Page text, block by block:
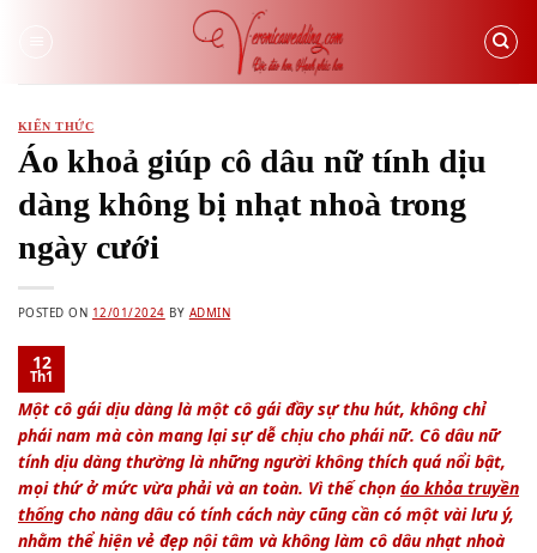
KIẾN THỨC
Áo khoả giúp cô dâu nữ tính dịu
dàng không bị nhạt nhoà trong
ngày cưới
POSTED ON 12/01/2024 BY ADMIN
12
Th1
Một cô gái dịu dàng là một cô gái đầy sự thu hút, không chỉ
phái nam mà còn mang lại sự dễ chịu cho phái nữ. Cô dâu nữ
tính dịu dàng thường là những người không thích quá nổi bật,
mọi thứ ở mức vừa phải và an toàn. Vì thế chọn áo khỏa truyền
thống cho nàng dâu có tính cách này cũng cần có một vài lưu ý,
nhằm thể hiện vẻ đẹp nội tâm và không làm cô dâu nhạt nhoà